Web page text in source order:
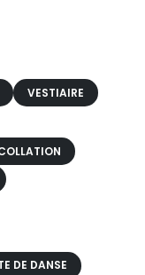
VESTIAIRE
DE DANSE